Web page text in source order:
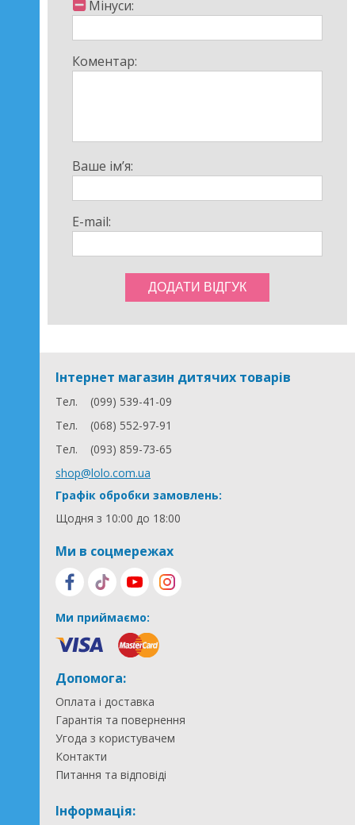
Мінуси:
Коментар:
Ваше ім’я:
E-mail:
Інтернет магазин дитячих товарів
Тел.
(099) 539-41-09
Тел.
(068) 552-97-91
Тел.
(093) 859-73-65
shop@lolo.com.ua
Графік обробки замовлень:
Щодня з 10:00 до 18:00
Ми в соцмережах
Ми приймаємо:
Допомога:
Оплата і доставка
Гарантія та повернення
Угода з користувачем
Контакти
Питання та відповіді
Інформація: